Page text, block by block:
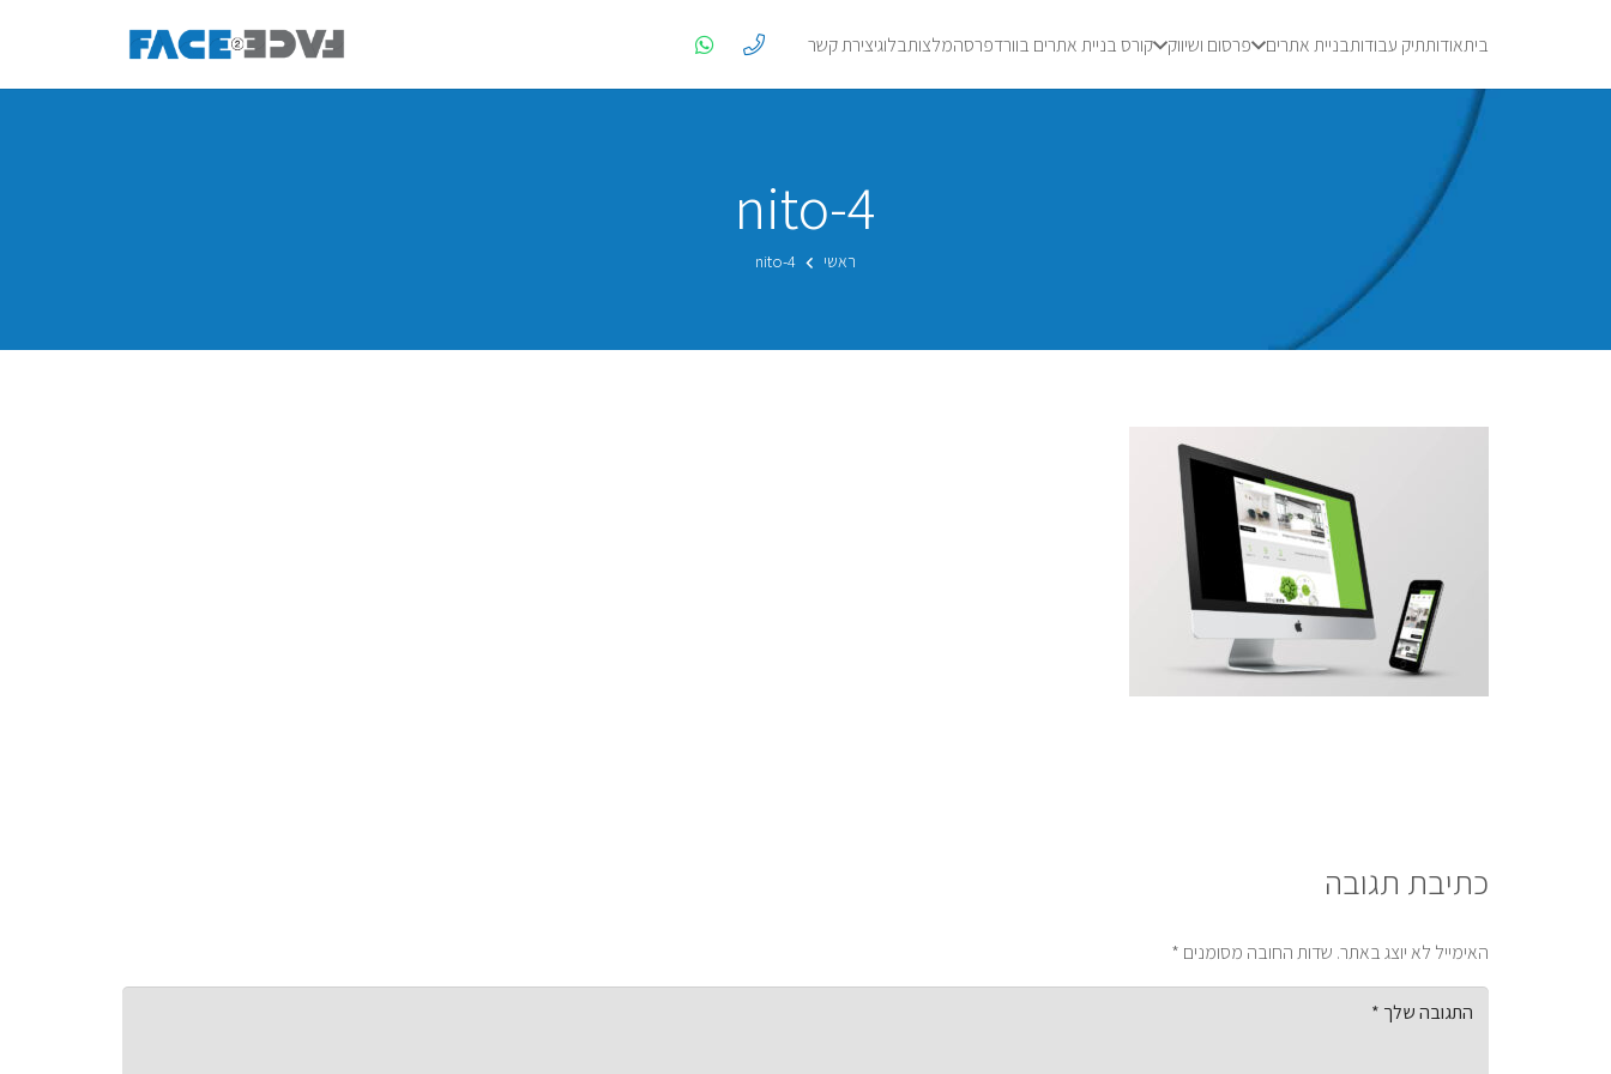
ביתאודותתיק עבודותבניית אתרים פרסום ושיווק קורס בניית אתרים בוורדפרסהמלצותבלוגיצירת קשר
nito-4
ראשי nito-4
כתיבת תגובה
האימייל לא יוצג באתר. שדות החובה מסומנים *